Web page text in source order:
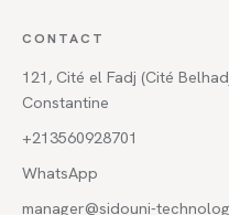
CONTACT
121, Cité el Fadj (Cité
Constantine
+213560928701
WhatsApp
manager@sidouni-